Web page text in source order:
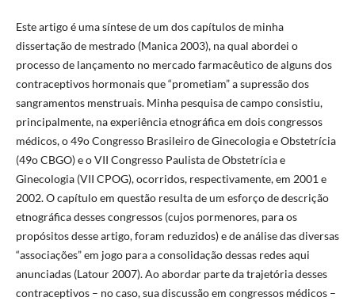
Este artigo é uma síntese de um dos capítulos de minha
dissertação de mestrado (Manica 2003), na qual abordei o
processo de lançamento no mercado farmacêutico de alguns dos
contraceptivos hormonais que “prometiam” a supressão dos
sangramentos menstruais. Minha pesquisa de campo consistiu,
principalmente, na experiência etnográfica em dois congressos
médicos, o 49o Congresso Brasileiro de Ginecologia e Obstetrícia
(49o CBGO) e o VII Congresso Paulista de Obstetrícia e
Ginecologia (VII CPOG), ocorridos, respectivamente, em 2001 e
2002. O capítulo em questão resulta de um esforço de descrição
etnográfica desses congressos (cujos pormenores, para os
propósitos desse artigo, foram reduzidos) e de análise das diversas
“associações” em jogo para a consolidação dessas redes aqui
anunciadas (Latour 2007). Ao abordar parte da trajetória desses
contraceptivos – no caso, sua discussão em congressos médicos –